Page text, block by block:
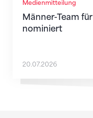
Medienmitteilung
Männer-Team
nominiert
20.07.2026